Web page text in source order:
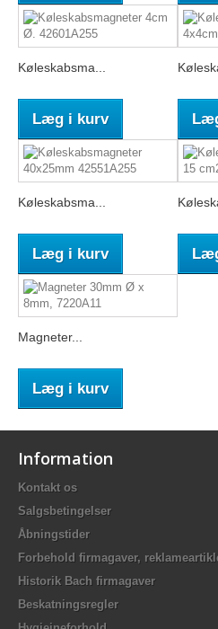
Køleskabsma...
Læg i kurv
Køleskabsma...
Læg i kurv
Magneter...
Læg i kurv
Information
Kontakt os
Salgsbetingelser
Åbningstider
Forbehold firmagaver,
Historik Bach firmagaver
Beskatningsregler